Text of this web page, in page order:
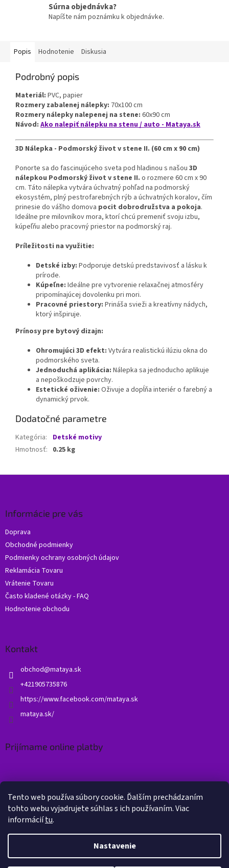
Tento web používa súbory cookie. Ďalším prechádzaním
tohto webu vyjadrujete súhlas s ich používaním. Viac
informáciítu.
Nastavenie
Súrna objednávka?
Napíšte nám poznámku k objednávke.
Popis Hodnotenie Diskusia
Podrobný popis
Materiál: PVC, papier
Rozmery zabalenej nálepky: 70x100 cm
Rozmery nálepky nalepenej na stene: 60x90 cm
Návod: Ako nalepiť nálepku na stenu / auto - Mataya.sk
3D Nálepka - Podmorský život v stene II. (60 cm x 90 cm)
Ponorte sa do fascinujúceho sveta pod hladinou s našou 3D
nálepkou Podmorský život v stene II. o rozmere 60 cm x 90
cm. Táto nálepka vytvára úchvatný pohľad na podmorský
ekosystém, plný pestrofarebných rýb a úchvatných koralov, čím
prinesie do vášho domova pocit dobrodružstva a pokoja.
Ideálne pre milovníkov mora, ktorí chcú premeniť svoju izbu,
kúpeľňu alebo pracovný priestor na podmorský raj.
Príležitosti na využitie:
Detské izby: Podporuje detskú predstavivosť a lásku k
prírode.
Kúpeľne: Ideálne pre vytvorenie relaxačnej atmosféry
pripomínajúcej dovolenku pri mori.
Pracovné priestory: Prináša svieži a kreatívny nádych,
ktorý inšpiruje.
Prínosy pre bytový dizajn:
Ohromujúci 3D efekt: Vytvára realistickú ilúziu okna do
podmorského sveta.
Jednoduchá aplikácia: Nálepka sa jednoducho aplikuje
a nepoškodzuje povrchy.
Estetické oživenie: Oživuje a dopĺňa interiér o farebný a
dynamický prvok.
Dodatočné parametre
Kategória:
Detské motivy
Hmotnosť: 0.25 kg
Informácie pre vás
Doprava
Obchodné podmienky
Podmienky ochrany osobných údajov
Reklamácia Tovaru
Vrátenie Tovaru
Často kladené otázky - FAQ
Hodnotenie obchodu
Kontakt
obchod@mataya.sk
+421905735876
https://www.facebook.com/mataya.sk
mataya.sk/
Prijímame online platby